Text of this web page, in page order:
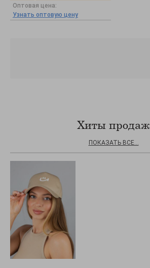
Оптовая цена:
Узнать оптовую цену
Хиты продаж
ПОКАЗАТЬ ВСЕ...